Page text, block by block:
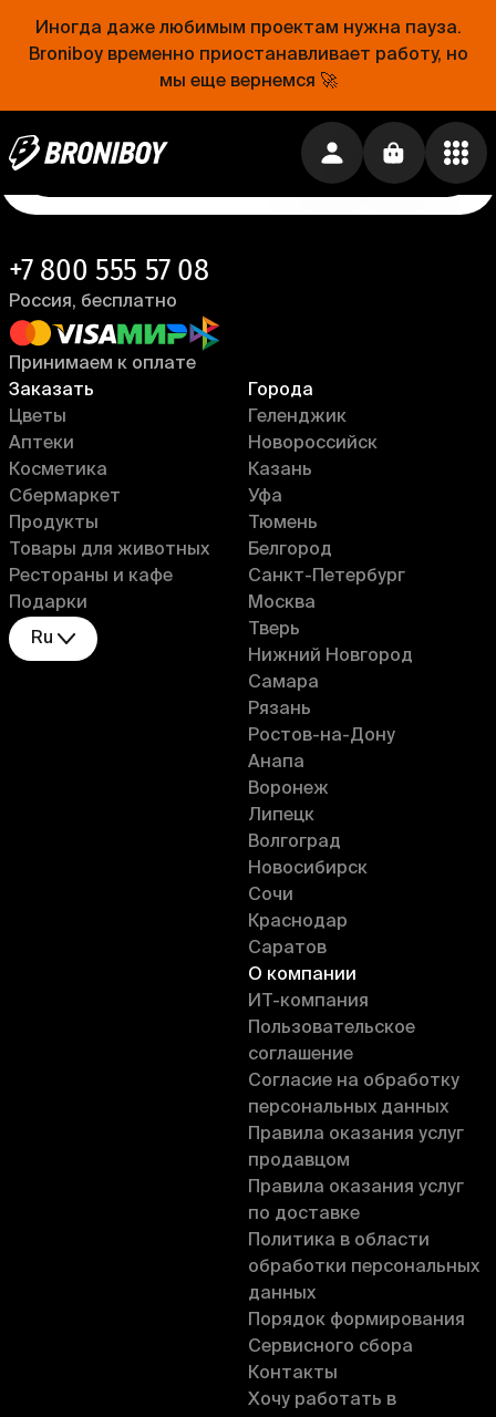
Иногда даже любимым проектам нужна пауза.
Broniboy временно приостанавливает работу, но
мы еще вернемся 🚀
Проще, чем открыть холодильник
Еда уже близко. Устанавливай приложение
Broniboy и закажи еду из любимого ресторана
Установить приложение →
Заказать
Цветы
Аптеки
Косметика
Сбермаркет
Продукты
Товары для животных
Рестораны и кафе
Подарки
Ru
Города
Геленджик
Новороссийск
Казань
Уфа
Тюмень
Белгород
Санкт-Петербург
Москва
Тверь
Нижний Новгород
Самара
Рязань
Ростов-на-Дону
Анапа
Воронеж
Липецк
Волгоград
Новосибирск
Сочи
Краснодар
Саратов
О компании
ИT-компания
Пользовательское
соглашение
Согласие на обработку
персональных данных
Правила оказания услуг
продавцом
Правила оказания услуг
по доставке
Политика в области
обработки персональных
данных
Порядок формирования
Сервисного сбора
Контакты
Хочу работать в
+7 800 555 57 08
Россия, бесплатно
Принимаем к оплате